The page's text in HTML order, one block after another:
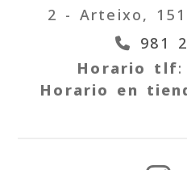
2 - Arteixo,
981
Horario tlf
Horario en